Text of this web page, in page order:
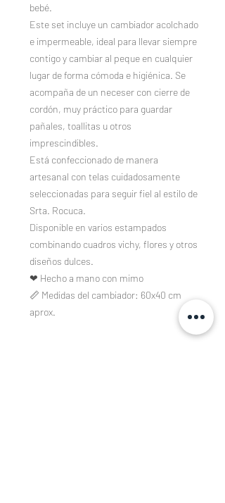
bebé.
Este set incluye un cambiador acolchado
e impermeable, ideal para llevar siempre
contigo y cambiar al peque en cualquier
lugar de forma cómoda e higiénica. Se
acompaña de un neceser con cierre de
cordón, muy práctico para guardar
pañales, toallitas u otros
imprescindibles.
Está confeccionado de manera
artesanal con telas cuidadosamente
seleccionadas para seguir fiel al estilo de
Srta. Rocuca.
Disponible en varios estampados
combinando cuadros vichy, flores y otros
diseños dulces.
❤ Hecho a mano con mimo
📏 Medidas del cambiador: 60x40 cm
aprox.